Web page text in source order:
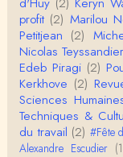
nement
Je viens
"le blob"
Yves Le
En effet,
tu
profit (2) Marilou
Petitjean (2)
Nicolas Teyssandier
Edeb Piragi (2)
Kerkhove (2)
Sciences
Techniques &
du travail (2) #Fête
Alexandre Escudier